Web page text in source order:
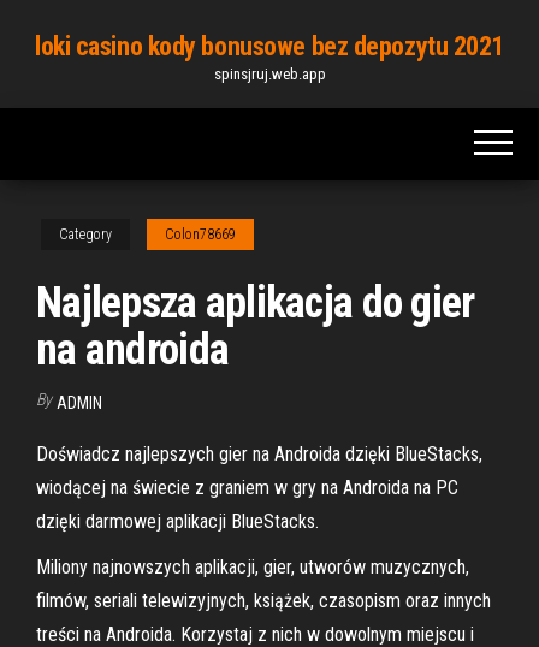
content
loki casino kody bonusowe bez depozytu 2021
spinsjruj.web.app
Category Colon78669
Najlepsza aplikacja do gier
na androida
By ADMIN
Doświadcz najlepszych gier na Androida dzięki BlueStacks,
wiodącej na świecie z graniem w gry na Androida na PC
dzięki darmowej aplikacji BlueStacks.
Miliony najnowszych aplikacji, gier, utworów muzycznych,
filmów, seriali telewizyjnych, książek, czasopism oraz innych
treści na Androida. Korzystaj z nich w dowolnym miejscu i